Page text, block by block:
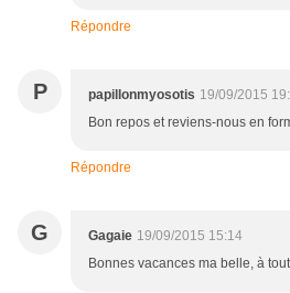
Répondre
P papillonmyosotis 19/09/2015
Bon repos et reviens-nous en
Répondre
G Gagaie 19/09/2015 15:14
Bonnes vacances ma belle, à